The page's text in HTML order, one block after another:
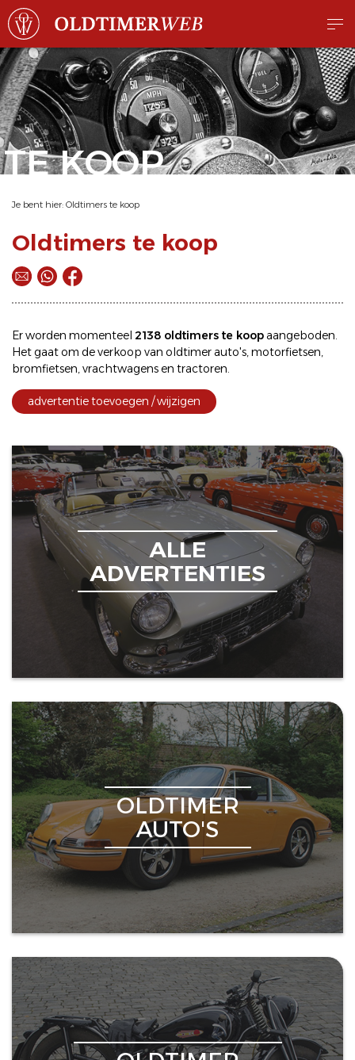
TE KOOP
Je bent hier: Oldtimers te koop
Oldtimers te koop
Er worden momenteel 2138 oldtimers te koopaangeboden.
Het gaat om deverkoop van oldtimerauto's,motorfietsen,
bromfietsen,vrachtwagens en tractoren.
advertentie toevoegen / wijzigen
ALLE
ADVERTENTIES
OLDTIMER
AUTO'S